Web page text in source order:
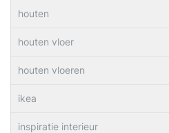
houten
houten vloer
houten vloeren
ikea
inspiratie interieur